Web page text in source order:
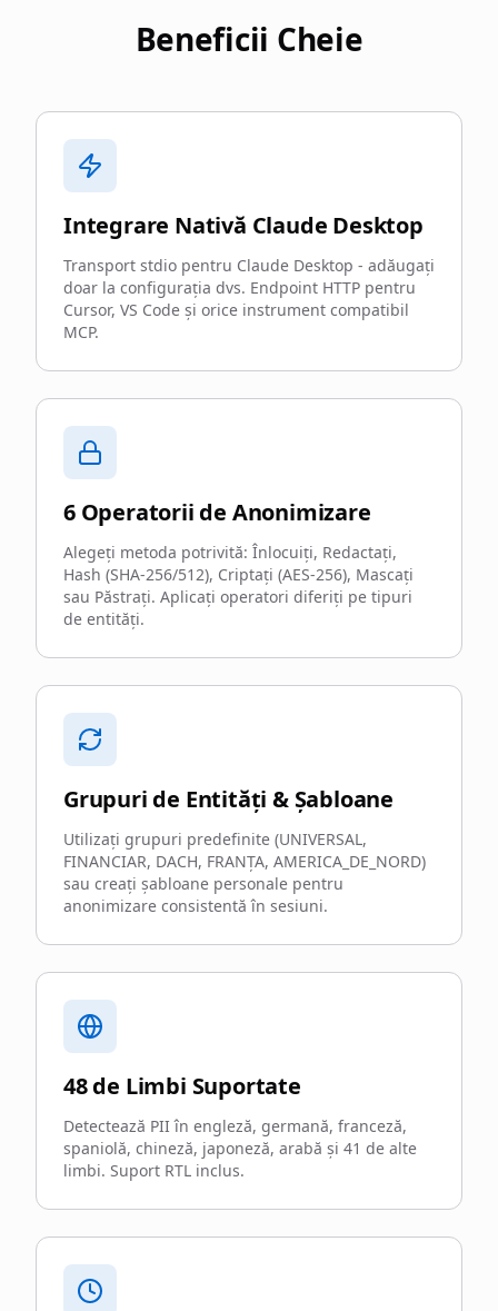
Beneficii Cheie
Integrare Nativă Claude Desktop
Transport stdio pentru Claude Desktop - adăugați
doar la configurația dvs. Endpoint HTTP pentru
Cursor, VS Code și orice instrument compatibil
MCP.
6 Operatorii de Anonimizare
Alegeți metoda potrivită: Înlocuiți, Redactați,
Hash (SHA-256/512), Criptați (AES-256), Mascați
sau Păstrați. Aplicați operatori diferiți pe tipuri
de entități.
Grupuri de Entități & Șabloane
Utilizați grupuri predefinite (UNIVERSAL,
FINANCIAR, DACH, FRANȚA, AMERICA_DE_NORD)
sau creați șabloane personale pentru
anonimizare consistentă în sesiuni.
48 de Limbi Suportate
Detectează PII în engleză, germană, franceză,
spaniolă, chineză, japoneză, arabă și 41 de alte
limbi. Suport RTL inclus.